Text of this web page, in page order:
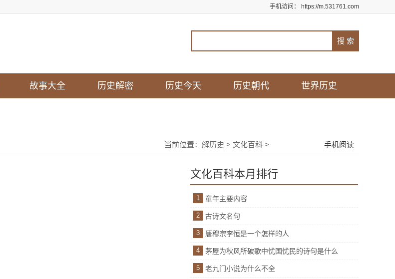
手机访问： https://m.531761.com
故事大全 历史解密 历史今天 历史朝代 世界历史
当前位置： 解历史 > 文化百科 > 手机阅读
文化百科本月排行
1 童年主要内容
2 古诗文名句
3 唐穆宗李恒是一个怎样的人
4 茅屋为秋风所破歌中忧国忧民的诗句是什么
5 老九门小说为什么不全